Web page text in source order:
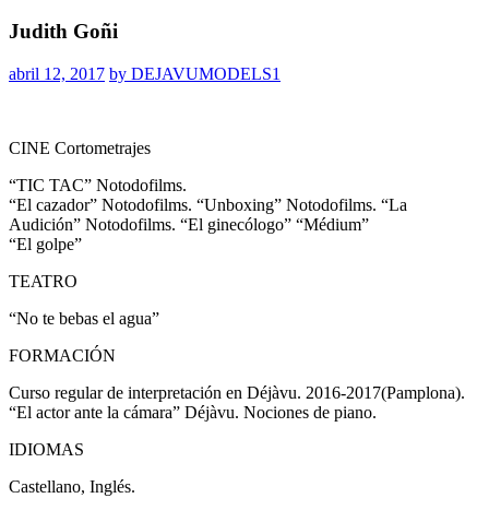
Judith Goñi
abril 12, 2017 by DEJAVUMODELS1
CINE Cortometrajes
“TIC TAC” Notodofilms.
“El cazador” Notodofilms. “Unboxing” Notodofilms. “La
Audición” Notodofilms. “El ginecólogo” “Médium”
“El golpe”
TEATRO
“No te bebas el agua”
FORMACIÓN
Curso regular de interpretación en Déjàvu. 2016-2017(Pamplona).
“El actor ante la cámara” Déjàvu. Nociones de piano.
IDIOMAS
Castellano, Inglés.